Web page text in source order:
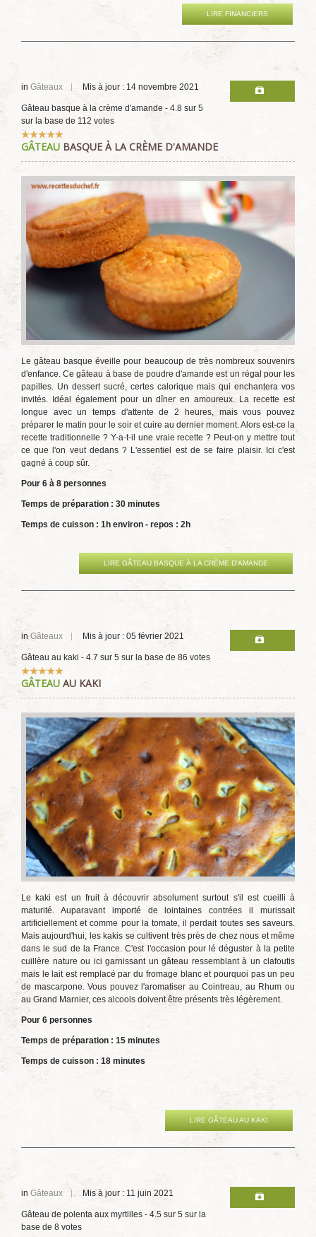
LIRE FINANCIERS
in Gâteaux Mis à jour : 14 novembre 2021
Gâteau basque à la crème d'amande - 4.8 sur 5
sur la base de 112 votes
Vote
utilisateur: 5/5
GÂTEAU BASQUE À LA CRÈME D'AMANDE
Le gâteau basque éveille pour beaucoup de très nombreux souvenirs
d'enfance. Ce gâteau à base de poudre d'amande est un régal pour les
papilles. Un dessert sucré, certes calorique mais qui enchantera vos
invités. Idéal également pour un dîner en amoureux. La recette est
longue avec un temps d'attente de 2 heures, mais vous pouvez
préparer le matin pour le soir et cuire au dernier moment. Alors est-ce la
recette traditionnelle ? Y-a-t-il une vraie recette ? Peut-on y mettre tout
ce que l'on veut dedans ? L'essentiel est de se faire plaisir. Ici c'est
gagné à coup sûr.
Pour 6 à 8 personnes
Temps de préparation : 30 minutes
Temps de cuisson : 1h environ - repos : 2h
LIRE GÂTEAU BASQUE À LA CRÈME D'AMANDE
in Gâteaux Mis à jour : 05 février 2021
Gâteau au kaki - 4.7 sur 5 sur la base de 86 votes
Vote
utilisateur: 5/ 5
GÂTEAU AU KAKI
Le kaki est un fruit à découvrir absolument surtout s'il est cueilli à
maturité. Auparavant importé de lointaines contrées il murissait
artificiellement et comme pour la tomate, il perdait toutes ses saveurs.
Mais aujourd'hui, les kakis se cultivent très près de chez nous et même
dans le sud de la France. C'est l'occasion pour lé déguster à la petite
cuillère nature ou ici garnissant un gâteau ressemblant à un clafoutis
mais le lait est remplacé par du fromage blanc et pourquoi pas un peu
de mascarpone. Vous pouvez l'aromatiser au Cointreau, au Rhum ou
au Grand Marnier, ces alcools doivent être présents très légèrement.
Pour 6 personnes
Temps de préparation : 15 minutes
Temps de cuisson : 18 minutes
LIRE GÂTEAU AU KAKI
in Gâteaux Mis à jour : 11 juin 2021
Gâteau de polenta aux myrtilles - 4.5 sur 5 sur la
base de 8 votes